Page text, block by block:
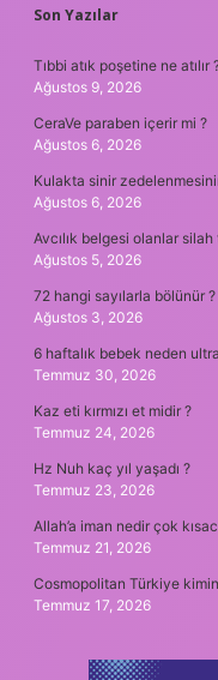
SIDEBAR
Son Yazılar
Tıbbi atık poşetine ne atılır
Ağustos 9, 2026
CeraVe paraben içerir mi ?
Ağustos 6, 2026
Kulakta sinir
Ağustos 6, 2026
Avcılık belgesi olanlar
Ağustos 5, 2026
72 hangi sayılarla bölünür ?
Ağustos 3, 2026
6 haftalık bebek neden
Temmuz 30, 2026
Kaz eti kırmızı et midir ?
Temmuz 24, 2026
Hz Nuh kaç yıl yaşadı ?
Temmuz 23, 2026
Allah’a iman nedir çok
Temmuz 21, 2026
Cosmopolitan Türkiye
Temmuz 17, 2026